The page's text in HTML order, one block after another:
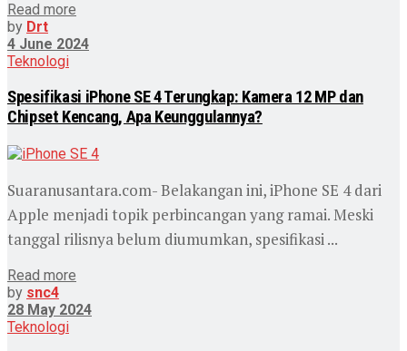
Read more
by Drt
4 June 2024
Teknologi
Spesifikasi iPhone SE 4 Terungkap: Kamera 12 MP dan
Chipset Kencang, Apa Keunggulannya?
Suaranusantara.com- Belakangan ini, iPhone SE 4 dari
Apple menjadi topik perbincangan yang ramai. Meski
tanggal rilisnya belum diumumkan, spesifikasi ...
Read more
by snc4
28 May 2024
Teknologi